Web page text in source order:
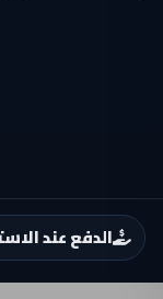
الدفع عند